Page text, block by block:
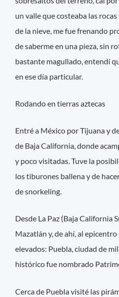
un valle que costeaba las
de la nieve, me fue frenando
de saberme en una pieza, sin
bastante magullado, entendí
en ese día particular.
Rodando en tierras aztecas
Entré a México por Tijuana y
de Baja California, donde
y poco visitadas. Tuve la
los tiburones ballena y de
de snorkeling.
Desde La Paz (Baja California
Mazatlán y, de ahí, al epicentro
elevados: Puebla, ciudad de
histórico fue nombrado
Cerca de Puebla visité las